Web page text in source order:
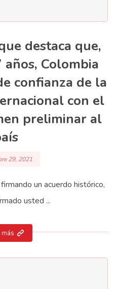
destaca que,
Colombia
confianza de la
con el
preliminar al
29, 2021
un acuerdo histórico,
usted ...